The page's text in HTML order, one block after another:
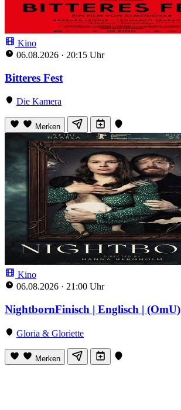
Kino
06.08.2026 · 20:15 Uhr
Bitteres Fest
Die Kamera
Merken
Kino
06.08.2026 · 21:00 Uhr
NightbornFinisch | Englisch | (OmU)
Gloria & Gloriette
Merken